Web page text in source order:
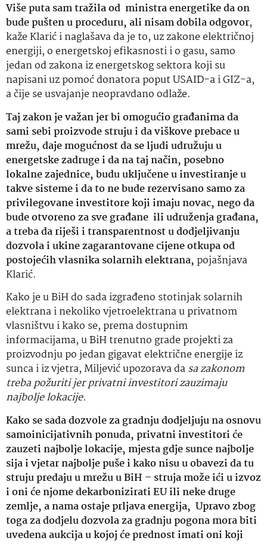
Više puta sam tražila od ministra energetike da on
bude pušten u proceduru, ali nisam dobila odgovor,
kaže Klarić i naglašava da je to, uz zakone električnoj
energiji, o energetskoj efikasnosti i o gasu, samo
jedan od zakona iz energetskog sektora koji su
napisani uz pomoć donatora poput USAID-a i GIZ-a,
a čije se usvajanje neopravdano odlaže.
Taj zakon je važan jer bi omogućio građanima da
sami sebi proizvode struju i da viškove prebace u
mrežu, daje mogućnost da se ljudi udružuju u
energetske zadruge i da na taj način, posebno
lokalne zajednice, budu uključene u investiranje u
takve sisteme i da to ne bude rezervisano samo za
privilegovane investitore koji imaju novac, nego da
bude otvoreno za sve građane ili udruženja građana,
a treba da riješi i transparentnost u dodjeljivanju
dozvola i ukine zagarantovane cijene otkupa od
postojećih vlasnika solarnih elektrana, pojašnjava
Klarić.
Kako je u BiH do sada izgrađeno stotinjak solarnih
elektrana i nekoliko vjetroelektrana u privatnom
vlasništvu i kako se, prema dostupnim
informacijama, u BiH trenutno grade projekti za
proizvodnju po jedan gigavat električne energije iz
sunca i iz vjetra, Miljević upozorava dasa zakonom
treba požuriti jer privatni investitori zauzimaju
najbolje lokacije.
Kako se sada dozvole za gradnju dodjeljuju na osnovu
samoinicijativnih ponuda, privatni investitori će
zauzeti najbolje lokacije, mjesta gdje sunce najbolje
sija i vjetar najbolje puše i kako nisu u obavezi da tu
struju predaju u mrežu u BiH – struja može ići u izvoz
i oni će njome dekarbonizirati EU ili neke druge
zemlje, a nama ostaje prljava energija, Upravo zbog
toga za dodjelu dozvola za gradnju pogona mora biti
uvedena aukcija u kojoj će prednost imati oni koji